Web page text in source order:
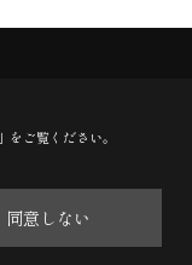
」をご覧ください。
同意しない